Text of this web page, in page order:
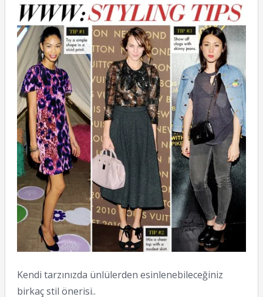
Kendi tarzınızda ünlülerden esinlenebileceğiniz
birkaç stil önerisi..